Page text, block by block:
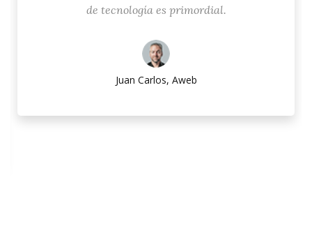
de tecnología es primordial.
Juan Carlos, Aweb